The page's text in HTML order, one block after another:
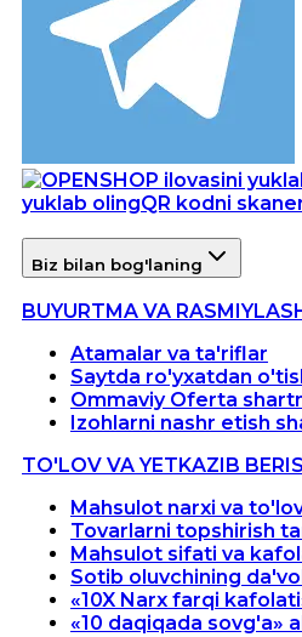
yuklab olingQR kodni
Biz bilan bog'laning
BUYURTMA VA
Atamalar va ta'riflar
Saytda ro'yxatdan
Ommaviy Oferta
Izohlarni nashr etish
TO'LOV VA YETKAZIB
Mahsulot narxi va
Tovarlarni topshirish
Mahsulot sifati va
Sotib oluvchining
«10X Narx farqi
«10 daqiqada sovg'a»